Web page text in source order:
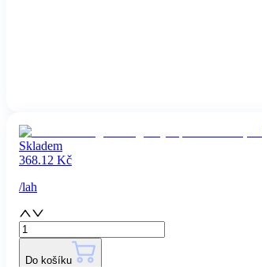
Skladem
368.12 Kč
/lah
Do košíku